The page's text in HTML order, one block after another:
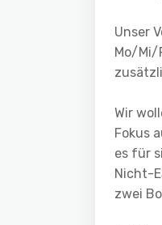
Unser
Mo/Mi/
Wir
Fokus
es für
Nicht-
zwei